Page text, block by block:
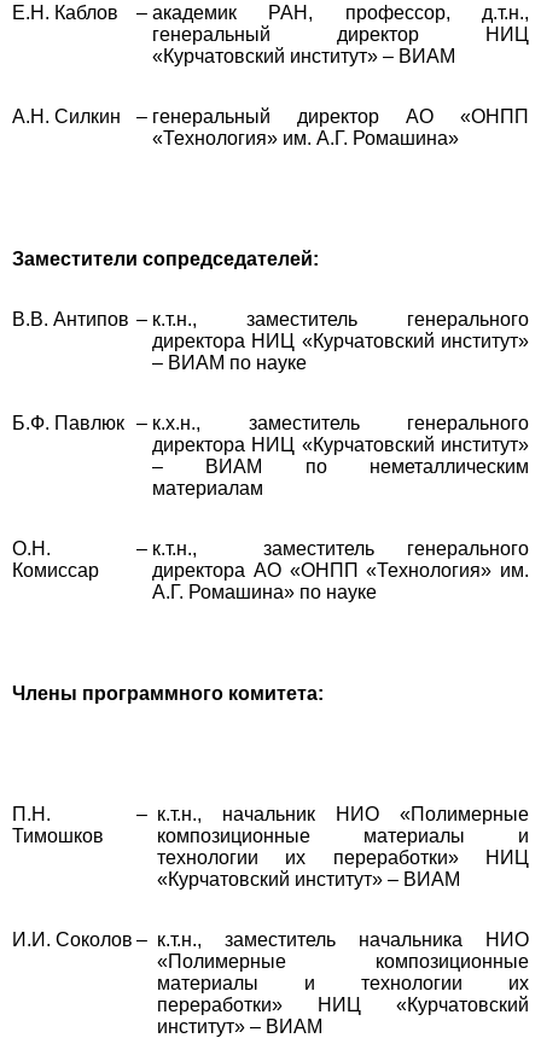
Е.Н. Каблов – академик РАН, профессор, д.т.н.,
генеральный директор НИЦ
«Курчатовский институт» – ВИАМ
А.Н. Силкин – генеральный директор АО «ОНПП
«Технология» им. А.Г. Ромашина»
Заместители сопредседателей:
В.В. Антипов – к.т.н., заместитель генерального
директора НИЦ «Курчатовский институт»
– ВИАМ по науке
Б.Ф. Павлюк – к.х.н., заместитель генерального
директора НИЦ «Курчатовский институт»
– ВИАМ по неметаллическим
материалам
О.Н.
Комиссар
– к.т.н., заместитель генерального
директора АО «ОНПП «Технология» им.
А.Г. Ромашина» по науке
Члены программного комитета:
П.Н.
Тимошков
– к.т.н., начальник НИО «Полимерные
композиционные материалы и
технологии их переработки» НИЦ
«Курчатовский институт» – ВИАМ
И.И. Соколов – к.т.н., заместитель начальника НИО
«Полимерные композиционные
материалы и технологии их
переработки» НИЦ «Курчатовский
институт» – ВИАМ